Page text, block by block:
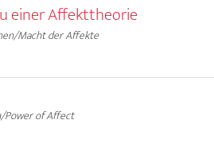
einer Affekttheorie
Macht der Affekte
Power of Affect